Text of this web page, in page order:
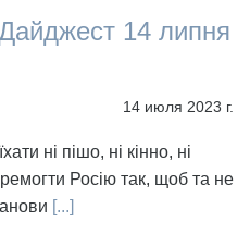
14 липня
14 июля 2023 г.
ні пішо, ні кінно, ні
Росію так, щоб та не
[...]